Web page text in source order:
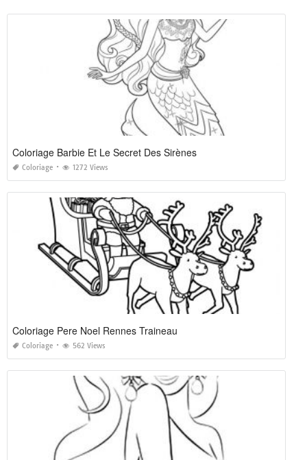
Coloriage Barbie Et Le Secret Des Sirènes
Coloriage 1272 Views
Coloriage Pere Noel Rennes Traineau
Coloriage 562 Views